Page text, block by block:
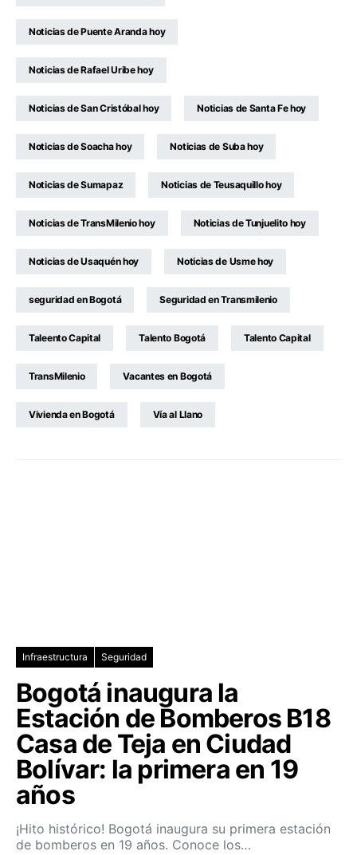
Noticias de Puente Aranda hoy
Noticias de Rafael Uribe hoy
Noticias de San Cristóbal hoy Noticias de Santa Fe hoy
Noticias de Soacha hoy Noticias de Suba hoy
Noticias de Sumapaz Noticias de Teusaquillo hoy
Noticias de TransMilenio hoy Noticias de Tunjuelito hoy
Noticias de Usaquén hoy Noticias de Usme hoy
seguridad en Bogotá Seguridad en Transmilenio
Taleento Capital Talento Bogotá Talento Capital
TransMilenio Vacantes en Bogotá
Vivienda en Bogotá Vía al Llano
Infraestructura Seguridad
Bogotá inaugura la
Estación de Bomberos B18
Casa de Teja en Ciudad
Bolívar: la primera en 19
años
¡Hito histórico! Bogotá inaugura su primera estación
de bomberos en 19 años. Conoce los…